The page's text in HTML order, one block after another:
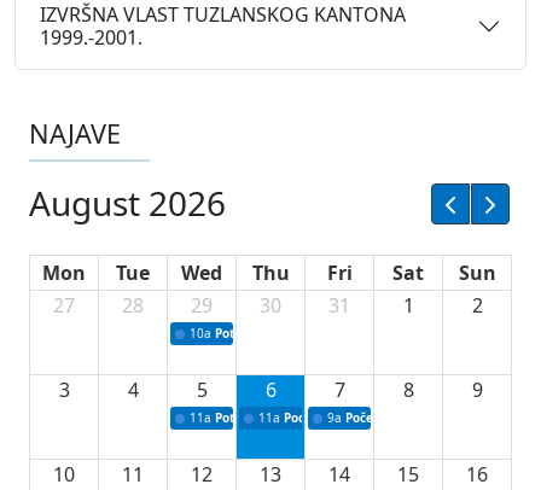
IZVRŠNA VLAST TUZLANSKOG KANTONA
1999.-2001.
NAJAVE
August 2026
Mon Tue Wed Thu Fri Sat
Sun
27
28 29
10a Potpisivanje ugovora sa neprofitnim
30 31 1 2
3 4 5
11a Potpisivanje ugovora o stipendijama za
6
11a Podrška razvoju vodne infrastrukture u
7
9a Početak izgradnje nove
8 9
10 11 12 13 14 15 16